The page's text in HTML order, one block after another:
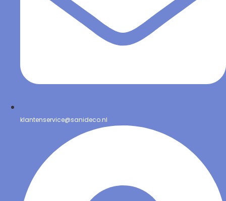
klantenservice@sanideco.nl